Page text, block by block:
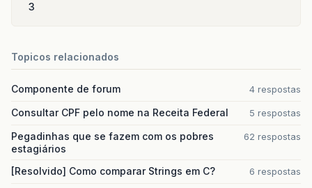
3
Topicos relacionados
Componente de forum 4 respostas
Consultar CPF pelo nome na Receita Federal 5 respostas
Pegadinhas que se fazem com os pobres
estagiários
62 respostas
[Resolvido] Como comparar Strings em C? 6 respostas